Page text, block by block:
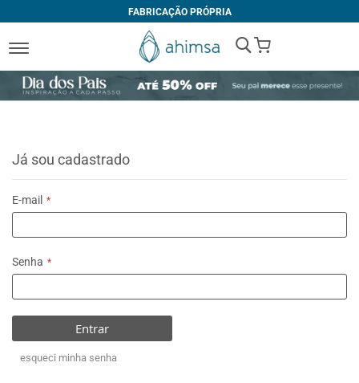
FABRICAÇÃO PRÓPRIA
My Cart
Já sou cadastrado
E-mail
Senha
Entrar
esqueci minha senha